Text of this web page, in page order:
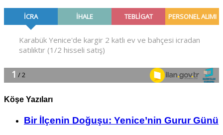
Köşe Yazıları
Bir İlçe­nin Do­ğu­şu: Ye­ni­ce’nin Gurur Günü